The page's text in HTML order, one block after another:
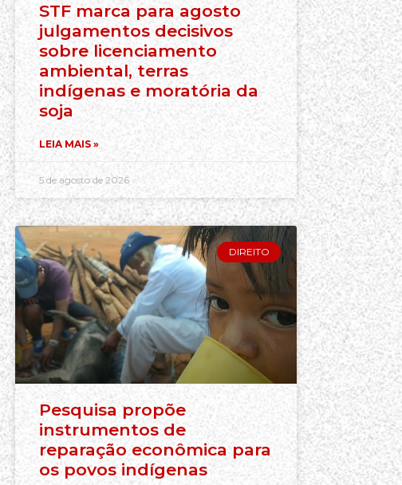
STF marca para agosto
julgamentos decisivos
sobre licenciamento
ambiental, terras
indígenas e moratória da
soja
LEIA MAIS »
5 de agosto de 2026
DIREITO
Pesquisa propõe
instrumentos de
reparação econômica para
os povos indígenas